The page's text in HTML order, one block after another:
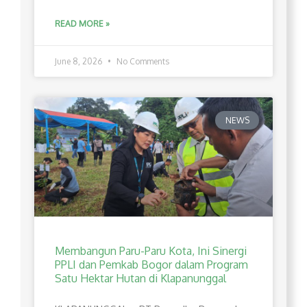
READ MORE »
June 8, 2026 No Comments
NEWS
Membangun Paru-Paru Kota, Ini Sinergi
PPLI dan Pemkab Bogor dalam Program
Satu Hektar Hutan di Klapanunggal